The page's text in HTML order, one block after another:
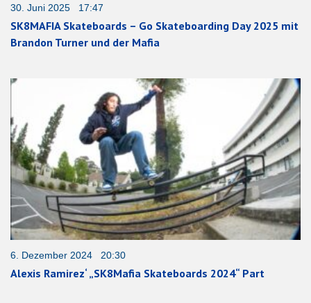
30. Juni 2025 17:47
SK8MAFIA Skateboards – Go Skateboarding Day 2025 mit
Brandon Turner und der Mafia
6. Dezember 2024 20:30
Alexis Ramirez‘ „SK8Mafia Skateboards 2024“ Part